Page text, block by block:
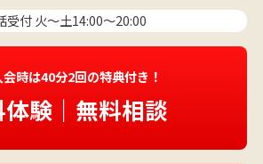
受付 火〜土14:00～20:00
時は40分2回の特典付き！
験｜無料相談